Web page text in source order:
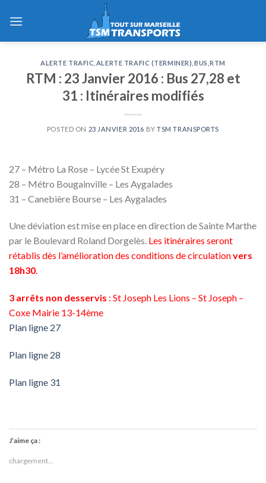
ALERTE TRAFIC ALERTE TRAFIC (TERMINER) BUS ,RTM
RTM : 23 Janvier 2016 : Bus 27,28 et
31 : Itinéraires modifiés
POSTED ON 23 JANVIER 2016 BYTSM TRANSPORTS
27 – Métro La Rose – Lycée St Exupéry
28 – Métro Bougainville – Les Aygalades
31 – Canebière Bourse – Les Aygalades
Une déviation est mise en placeen direction de Sainte Marthe
par le Boulevard Roland Dorgelès. Les itinéraires seront
rétablis dès l’amélioration des conditions de circulationvers
18h30.
3 arrêts non desservis : St Joseph Les Lions – St Joseph –
Coxe Mairie 13-14ème
Plan ligne 27
Plan ligne 28
Plan ligne 31
J’aime ça :
chargement…